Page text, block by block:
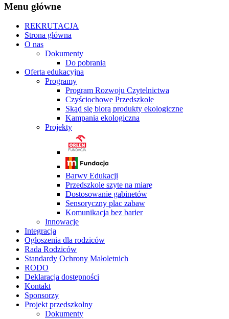
Menu główne
REKRUTACJA
Strona główna
O nas
Dokumenty
Do pobrania
Oferta edukacyjna
Programy
Program Rozwoju Czytelnictwa
Czyściochowe Przedszkole
Skąd się biorą produkty ekologiczne
Kampania ekologiczna
Projekty
Barwy Edukacji
Przedszkole szyte na miarę
Dostosowanie gabinetów
Sensoryczny plac zabaw
Komunikacja bez barier
Innowacje
Integracja
Ogłoszenia dla rodziców
Rada Rodziców
Standardy Ochrony Małoletnich
RODO
Deklaracja dostępności
Kontakt
Sponsorzy
Projekt przedszkolny
Dokumenty